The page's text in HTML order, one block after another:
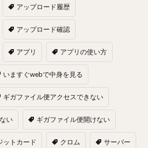
アップロード履歴
アップロード確認
アプリ アプリの使い方
いますぐwebで中身を見る
ギガファイル便アクセスできない
い ギガファイル便開けない
ットカード クロム サーバー